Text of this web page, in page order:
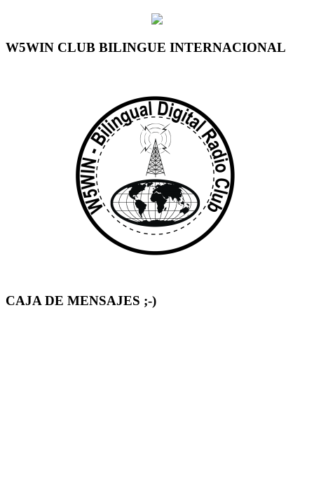
W5WIN CLUB BILINGUE INTERNACIONAL
CAJA DE MENSAJES ;-)